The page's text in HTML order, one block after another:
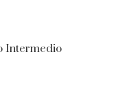
Intermedio